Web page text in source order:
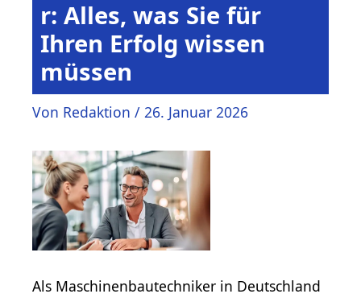
r: Alles, was Sie für
Ihren Erfolg wissen
müssen
Von Redaktion / 26. Januar 2026
Als Maschinenbautechniker in Deutschland